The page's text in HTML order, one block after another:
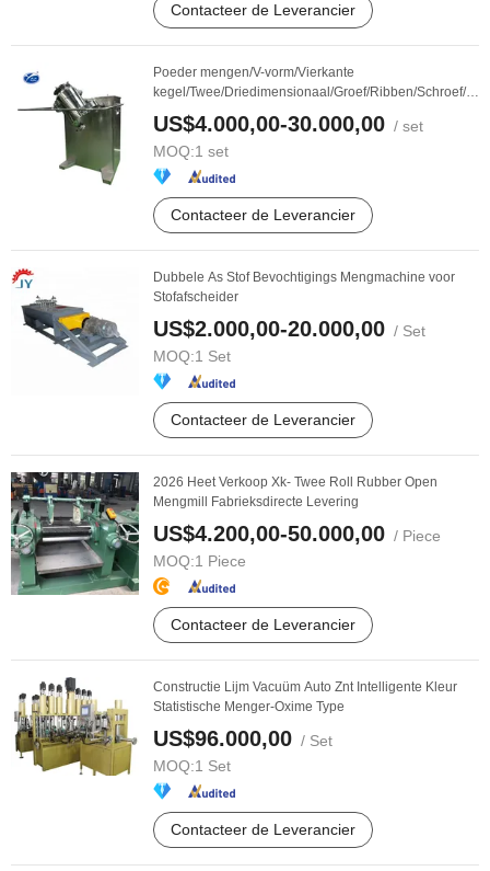
Contacteer de Leverancier
Poeder mengen/V-vorm/Vierkante
kegel/Twee/Driedimensionaal/Groef/Ribben/Schroef/
met mondstuk ...
US$4.000,00-30.000,00 / set
MOQ:1 set
Contacteer de Leverancier
Dubbele As Stof Bevochtigings Mengmachine voor
Stofafscheider
US$2.000,00-20.000,00 / Set
MOQ:1 Set
Contacteer de Leverancier
2026 Heet Verkoop Xk- Twee Roll Rubber Open
Mengmill Fabrieksdirecte Levering
US$4.200,00-50.000,00 / Piece
MOQ:1 Piece
Contacteer de Leverancier
Constructie Lijm Vacuüm Auto Znt Intelligente Kleur
Statistische Menger-Oxime Type
US$96.000,00 / Set
MOQ:1 Set
Contacteer de Leverancier